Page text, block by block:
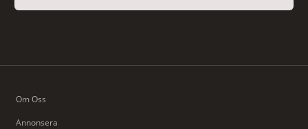
Om Oss
Annonsera